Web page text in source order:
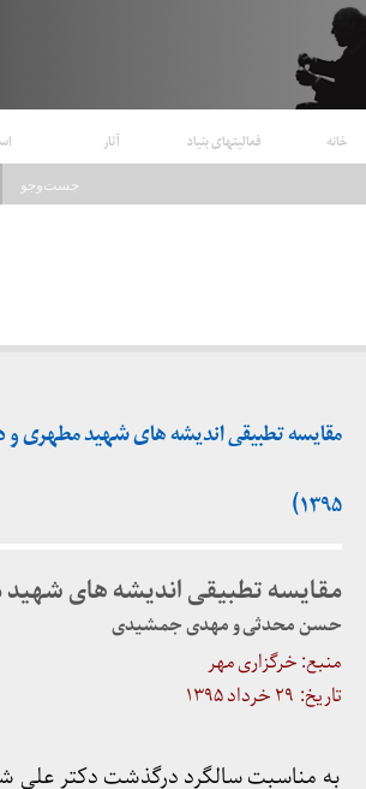
خانه فعالیتهای بنیاد آثار
۱۳۹۵)
مقایسه تطبیقی اندیشه های
حسن محدثی و مهدی جمشیدی
منبع: خرگزاری مهر
تاریخ: ۲۹ خرداد ۱۳۹۵
به مناسبت سالگرد درگذشت دکتر